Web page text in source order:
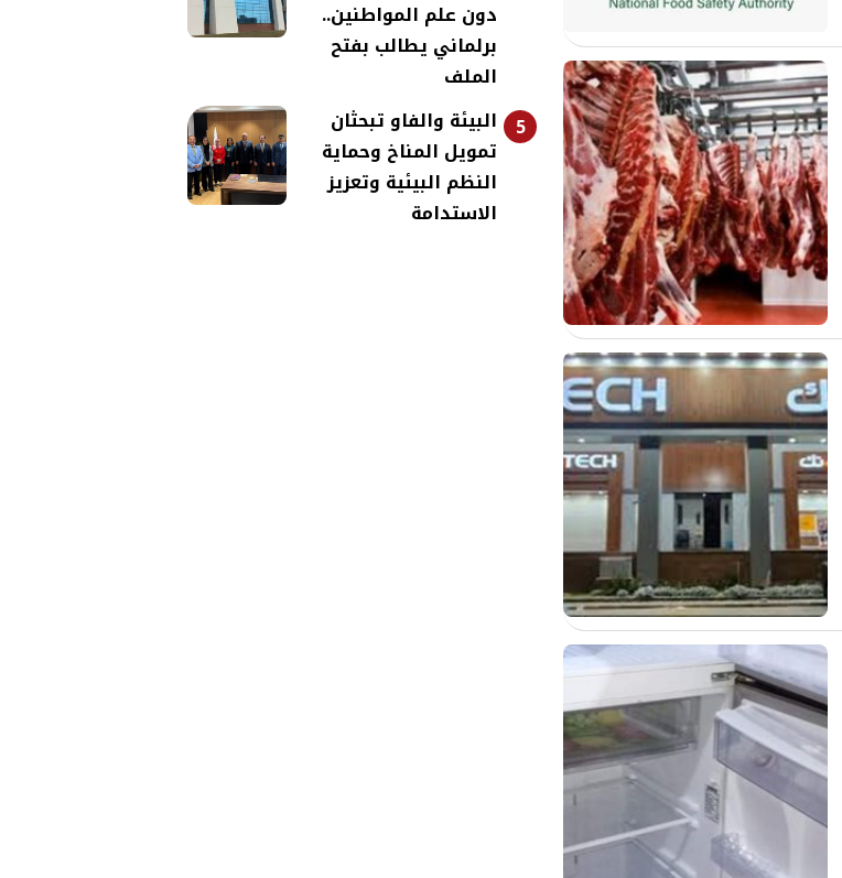
دون علم المواطنين..
برلماني يطالب بفتح
الملف
5
البيئة والفاو تبحثان
تمويل المناخ وحماية
النظم البيئية وتعزيز
الاستدامة